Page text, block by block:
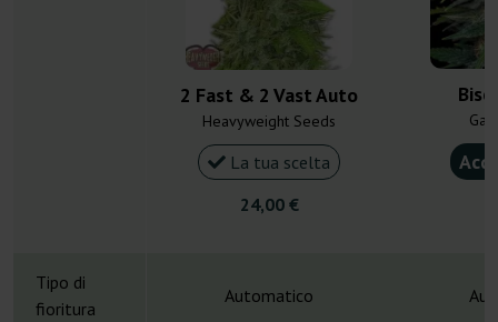
2 Fast & 2 Vast Auto
Heavyweight Seeds
La tua scelta
24,00 €
Tipo di
fioritura
Automatico